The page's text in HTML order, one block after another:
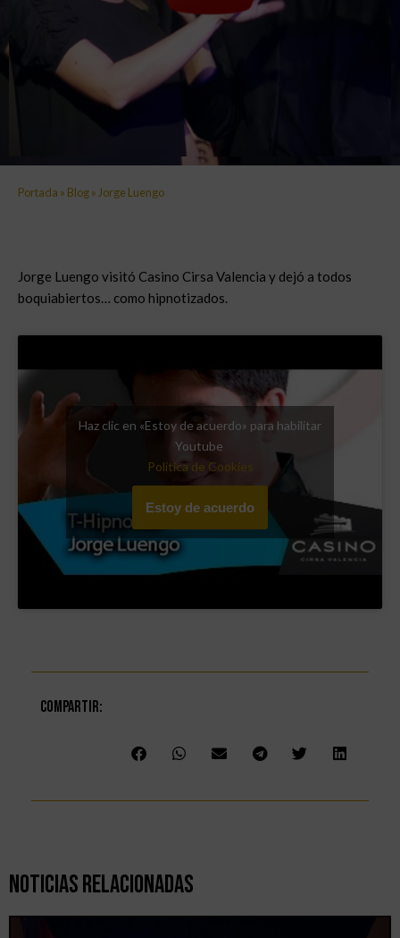
Portada » Blog» Jorge Luengo
Jorge Luengo visitó Casino Cirsa Valencia y dejó a todos
boquiabiertos… como hipnotizados.
Haz clic en «Estoy de acuerdo» para habilitar
Youtube
Política de Cookies
Estoy de acuerdo
Compartir:
Noticias Relacionadas